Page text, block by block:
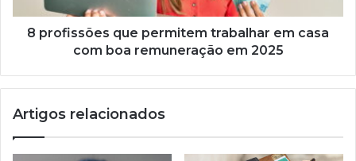
boa
remuneração
8 profissões que permitem trabalhar em casa
com boa remuneração em 2025
Artigos relacionados